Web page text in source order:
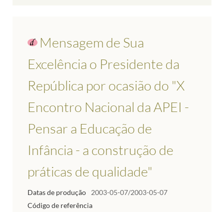
Mensagem de Sua
Excelência o Presidente da
República por ocasião do "X
Encontro Nacional da APEI -
Pensar a Educação de
Infância - a construção de
práticas de qualidade"
Datas de produção
2003-05-07/2003-05-07
Código de referência